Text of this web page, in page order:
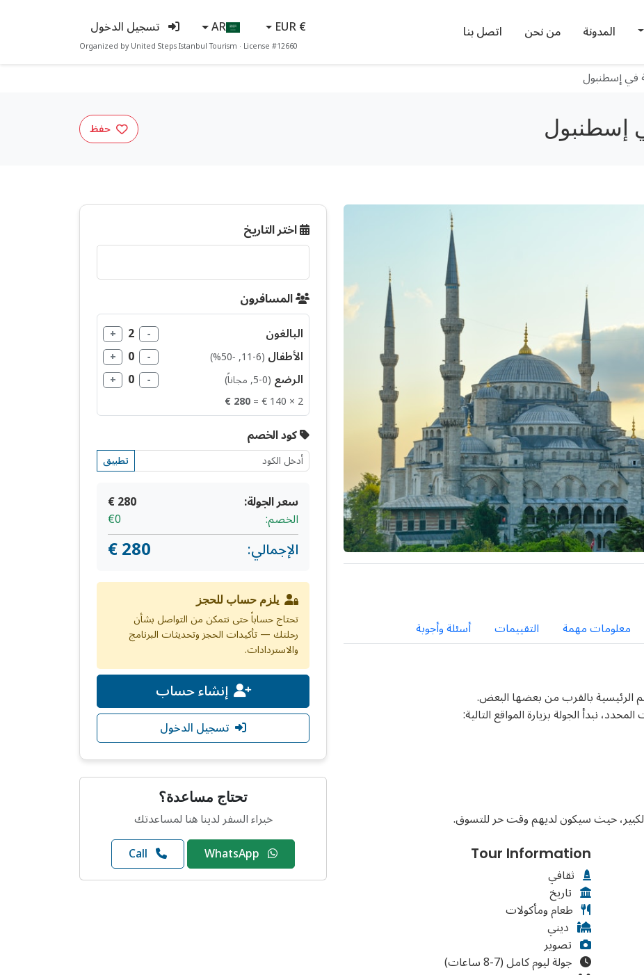
المدونة من نحن اتصل بنا € EUR
AR تسجيل الدخول
Organized by United Steps Istanbul Tourism · License #12660
في إسطنبول
إسطنبول حفظ
معلومات مهمة التقييمات أسئلة وأجوبة
الرئيسية بالقرب من بعضها البعض.
نبدأ الجولة بزيارة المواقع التالية:
الكبير، حيث سيكون لديهم وقت حر للتسوق.
Tour Information
ثقافي
تاريخ
طعام ومأكولات
ديني
تصوير
جولة ليوم كامل (7-8 ساعات)
اختر التاريخ
المسافرون
البالغون
−
2
+
الأطفال (6-11, −50%)
−
0
+
الرضع (0-5, مجاناً) −
0
+
2 × 140 € =
280 €
كود الخصم
تطبيق
سعر الجولة: 280 €
الخصم: €0
الإجمالي: 280 €
يلزم حساب للحجز
تحتاج حساباً حتى نتمكن من التواصل بشأن
رحلتك — تأكيدات الحجز وتحديثات البرنامج
والاستردادات.
إنشاء حساب
تسجيل الدخول
تحتاج مساعدة؟
خبراء السفر لدينا هنا لمساعدتك